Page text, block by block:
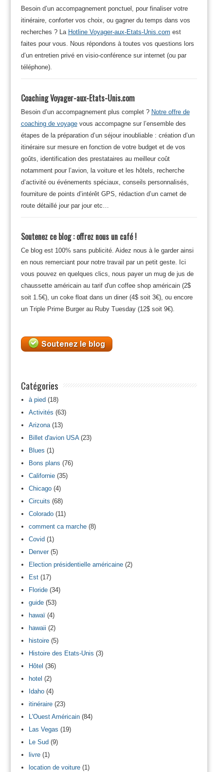
Besoin d’un accompagnement ponctuel, pour finaliser votre
itinéraire, conforter vos choix, ou gagner du temps dans vos
recherches ? La Hotline Voyager-aux-Etats-Unis.com est
faites pour vous. Nous répondons à toutes vos questions lors
d’un entretien privé en visio-conférence sur internet (ou par
téléphone).
Coaching Voyager-aux-Etats-Unis.com
Besoin d’un accompagnement plus complet ? Notre offre de
coaching de voyagevous accompagne sur l’ensemble des
étapes de la préparation d’un séjour inoubliable : création d’un
itinéraire sur mesure en fonction de votre budget et de vos
goûts, identification des prestataires au meilleur coût
notamment pour l’avion, la voiture et les hôtels, recherche
d’activité ou événements spéciaux, conseils personnalisés,
fourniture de points d’intérêt GPS, rédaction d’un carnet de
route détaillé jour par jour etc…
Soutenez ce blog : offrez nous un café !
Ce blog est 100% sans publicité. Aidez nous à le garder ainsi
en nous remerciant pour notre travail par un petit geste. Ici
vous pouvez en quelques clics, nous payer un mug de jus de
chaussette américain au tarif d'un coffee shop américain (2$
soit 1.5€), un coke float dans un diner (4$ soit 3€), ou encore
un Triple Prime Burger au Ruby Tuesday (12$ soit 9€).
Catégories
à pied(18)
Activités (63)
Arizona(13)
Billet d'avion USA(23)
Blues (1)
Bons plans (76)
Californie(35)
Chicago(4)
Circuits (68)
Colorado(11)
comment ca marche(8)
Covid(1)
Denver(5)
Election présidentielle américaine(2)
Est(17)
Floride(34)
guide(53)
hawaï(4)
hawaii (2)
histoire(5)
Histoire des Etats-Unis (3)
Hôtel (36)
hotel (2)
Idaho(4)
itinéraire(23)
L'Ouest Américain(84)
Las Vegas (19)
Le Sud(9)
livre(1)
location de voiture(1)